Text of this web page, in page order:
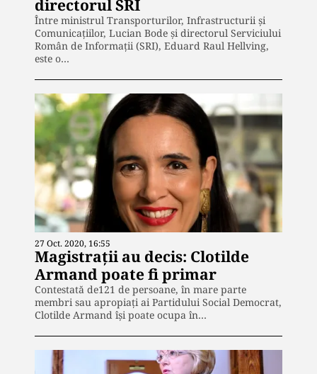
directorul SRI
Între ministrul Transporturilor, Infrastructurii și
Comunicațiilor, Lucian Bode și directorul Serviciului
Român de Informații (SRI), Eduard Raul Hellving,
este o…
27 Oct. 2020, 16:55
Magistrații au decis: Clotilde
Armand poate fi primar
Contestată de121 de persoane, în mare parte
membri sau apropiați ai Partidului Social Democrat,
Clotilde Armand își poate ocupa în…